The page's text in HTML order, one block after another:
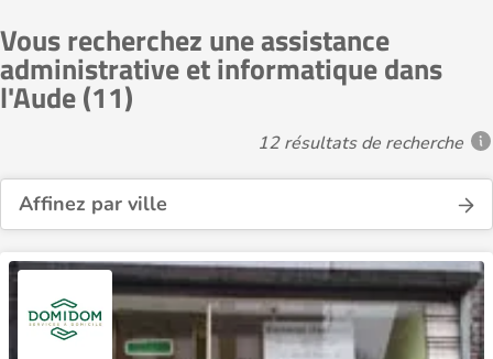
Vous recherchez une assistance
administrative et informatique dans
l'Aude (11)
12 résultats de recherche
Affinez par ville